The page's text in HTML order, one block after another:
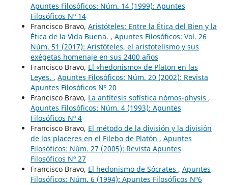
Apuntes Filosóficos: Núm. 14 (1999): Apuntes
Filosóficos Nº 14
Francisco Bravo, Aristóteles: Entre la Ética del Bien y la
Ética de la Vida Buena. , Apuntes Filosóficos: Vol. 26
Núm. 51 (2017): Aristóteles, el aristotelismo y sus
exégetas homenaje en sus 2400 años
Francisco Bravo, El «hedonismo» de Platon en las
Leyes. , Apuntes Filosóficos: Núm. 20 (2002): Revista
Apuntes Filosóficos Nº 20
Francisco Bravo, La antítesis sofística nómos-physis ,
Apuntes Filosóficos: Núm. 4 (1993): Apuntes
Filosóficos Nº 4
Francisco Bravo, El método de la división y la división
de los placeres en el Filebo de Platón , Apuntes
Filosóficos: Núm. 27 (2005): Revista Apuntes
Filosóficos Nº 27
Francisco Bravo, El hedonismo de Sócrates , Apuntes
Filosóficos: Núm. 6 (1994): Apuntes Filosóficos Nº6